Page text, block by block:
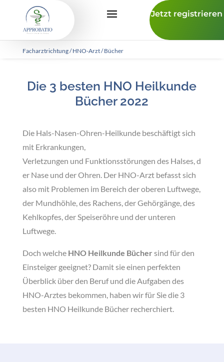
Jetzt registrieren
Facharztrichtung/HNO-Arzt/ Bücher
Die 3 besten HNO Heilkunde
Bücher 2022
Die Hals-Nasen-Ohren-Heilkunde beschäftigt sich
mit Erkrankungen,
Verletzungen und Funktionsstörungen des Halses, d
er Nase und der Ohren. Der HNO-Arzt befasst sich
also mit Problemen im Bereich der oberen Luftwege,
der Mundhöhle, des Rachens, der Gehörgänge, des
Kehlkopfes, der Speiseröhre und der unteren
Luftwege.
Doch welche HNO Heilkunde Bücher sind für den
Einsteiger geeignet? Damit sie einen perfekten
Überblick über den Beruf und die Aufgaben des
HNO-Arztes bekommen, haben wir für Sie die 3
besten HNO Heilkunde Bücher recherchiert.